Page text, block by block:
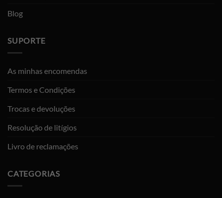
Blog
SUPORTE
As minhas encomendas
Termos e Condições
Trocas e devoluções
Resolução de litígios
Livro de reclamações
CATEGORIAS